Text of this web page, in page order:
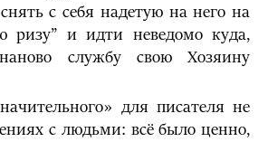
с себя надетую на него на
ризу” и идти неведомо куда,
службу свою Хозяину
для писателя не
с людьми: всё было ценно,